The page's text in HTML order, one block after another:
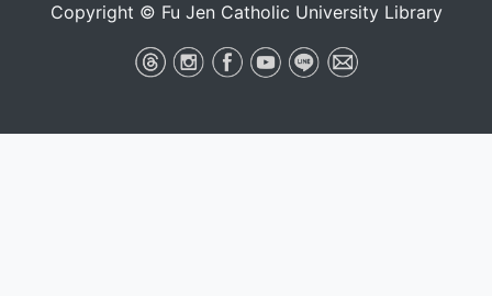
Copyright © Fu Jen Catholic University Library